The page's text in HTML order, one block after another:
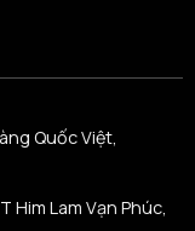
Quốc Việt,
Him Lam Vạn Phúc,